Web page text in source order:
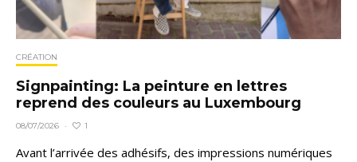
CRÉATION
Signpainting: La peinture en lettres
reprend des couleurs au Luxembourg
08/07/2026 · 1
Avant l’arrivée des adhésifs, des impressions numériques